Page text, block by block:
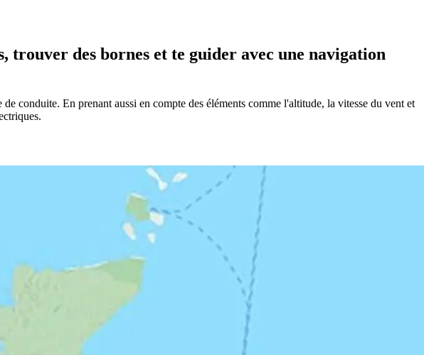
des bornes et te guider avec une navigation
conduite. En prenant aussi en compte des éléments comme l'altitude, la vitesse du vent et